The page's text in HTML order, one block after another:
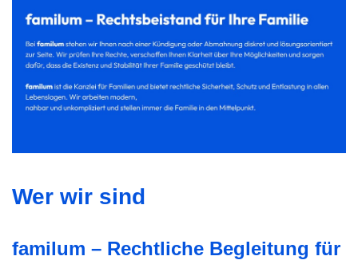
Wer wir sind
familum – Rechtliche Begleitung für